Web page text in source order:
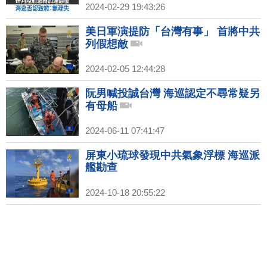
2024-02-29 19:43:26
美日軍演提防「台灣有事」 首將中共
列假想敵
2024-02-05 12:44:28
阮男喊投誠台灣 海巡認定不尋常疑另
有母船
2024-06-11 07:41:47
屏東小琉球發現中共氣象浮標 海巡派
艦勘查
2024-10-18 20:55:22